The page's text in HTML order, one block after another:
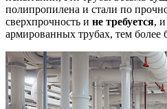
полипропилена и стали по
сверхпрочность и не требуется,
армированных трубах, тем более